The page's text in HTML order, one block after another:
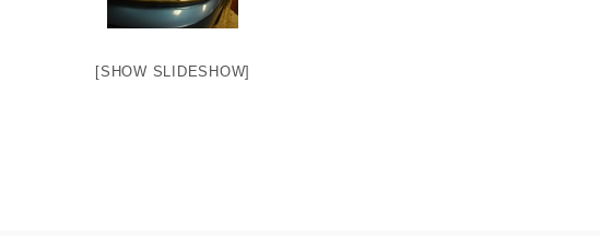
[SHOW SLIDESHOW]